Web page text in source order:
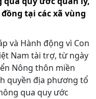
tại các xã vùng
và Hành động vì Con
Nam tài trợ, từ ngày
Nông thôn miền
quyền địa phương tổ
qua quy ước